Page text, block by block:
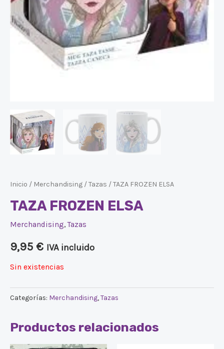
Inicio / Merchandising /Tazas / TAZA FROZEN ELSA
TAZA FROZEN ELSA
Merchandising,Tazas
9,95 € IVA incluido
Sin existencias
Categorías: Merchandising,Tazas
Productos relacionados